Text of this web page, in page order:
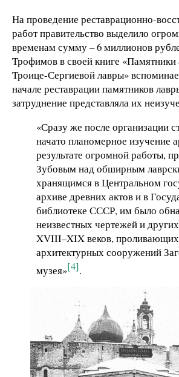
На проведение реставрационно-
работ правительство выделило
временам сумму – 6 миллионов
Трофимов в своей книге «Памятники
Троице-Сергиевой лавры»
начале реставрации памятников
затруднение представляла их
«Сразу же после организации
начато планомерное изучение
результате огромной работы,
Зубовым над обширным
хранящимся в Центральном
архиве древних актов и в
библиотеке СССР, им было
неизвестных чертежей и
XVIII–XIX веков, проливающих
архитектурных сооружений
музея»[4].